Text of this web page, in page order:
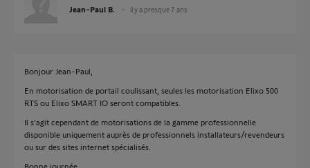
Jean-Paul B. il y a presque 7 ans
Bonjour Jean-Paul,
En motorisation de portail coulissant, seules les motorisation Elixo 500
RTS ou Elixo SMART IO seront compatibles.
Il s'agit cependant de motorisations de la gamme professionnelle
disponible uniquement auprès de professionnels installateurs/revendeurs
ou sur des sites internet spécialisés.
Bonne journée,